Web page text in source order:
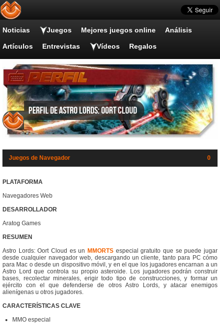
Noticias Juegos Mejores juegos online Análisis
Artículos Entrevistas Vídeos Regalos
Perfil de Astro Lords: Oort Cloud
Juegos de Navegador 0
PLATAFORMA
Navegadores Web
DESARROLLADOR
Aratog Games
RESUMEN
Astro Lords: Oort Cloud es un MMORTS especial gratuito que se puede jugar
desde cualquier navegador web, descargando un cliente, tanto para PC cómo
para Mac o desde un dispositivo móvil, y en el que los jugadores encarnan a un
Astro Lord que controla su propio asteroide. Los jugadores podrán construir
bases, recolectar minerales, erigir todo tipo de construcciones, y formar un
ejército con el que defenderse de otros Astro Lords, y atacar enemigos
alienígenas u otros jugadores.
CARACTERÍSTICAS CLAVE
MMO especial